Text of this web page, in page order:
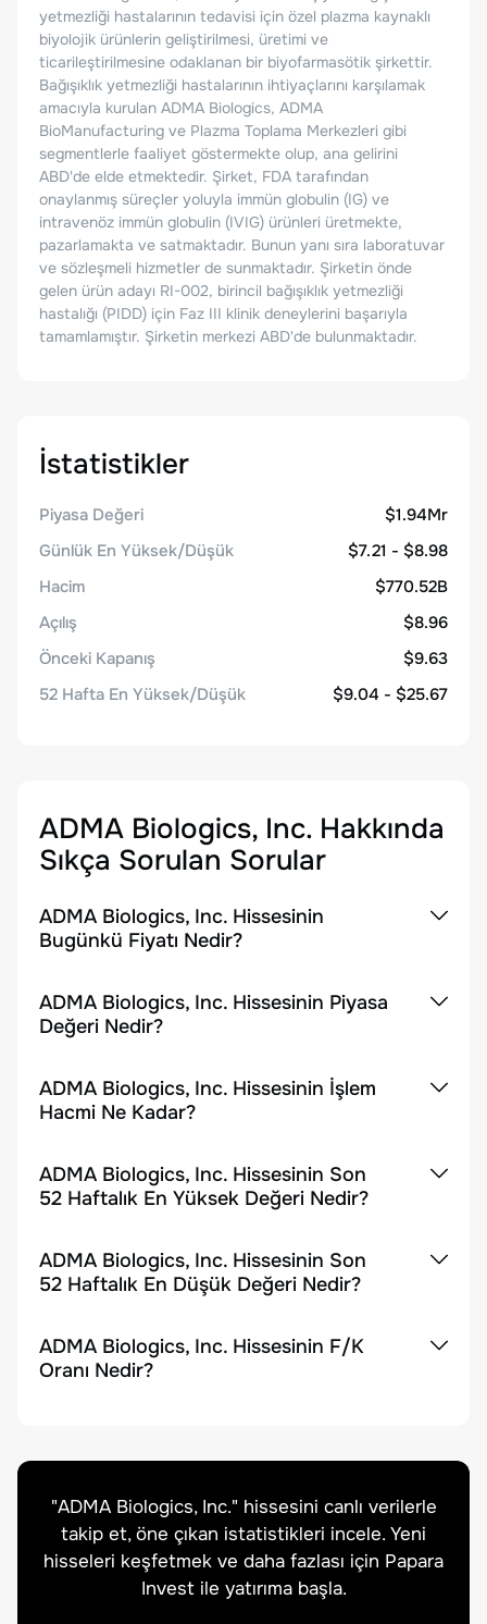
yetmezliği hastalarının tedavisi için özel plazma kaynaklı
biyolojik ürünlerin geliştirilmesi, üretimi ve
ticarileştirilmesine odaklanan bir biyofarmasötik şirkettir.
Bağışıklık yetmezliği hastalarının ihtiyaçlarını karşılamak
amacıyla kurulan ADMA Biologics, ADMA
BioManufacturing ve Plazma Toplama Merkezleri gibi
segmentlerle faaliyet göstermekte olup, ana gelirini
ABD'de elde etmektedir. Şirket, FDA tarafından
onaylanmış süreçler yoluyla immün globulin (IG) ve
intravenöz immün globulin (IVIG) ürünleri üretmekte,
pazarlamakta ve satmaktadır. Bunun yanı sıra laboratuvar
ve sözleşmeli hizmetler de sunmaktadır. Şirketin önde
gelen ürün adayı RI-002, birincil bağışıklık yetmezliği
hastalığı (PIDD) için Faz III klinik deneylerini başarıyla
tamamlamıştır. Şirketin merkezi ABD'de bulunmaktadır.
İstatistikler
Piyasa Değeri
$1.94Mr
Günlük En Yüksek/Düşük
$7.21 - $8.98
Hacim
$770.52B
Açılış
$8.96
Önceki Kapanış
$9.63
52 Hafta En Yüksek/Düşük
$9.04 - $25.67
ADMA Biologics, Inc. Hakkında
Sıkça Sorulan Sorular
ADMA Biologics, Inc. Hissesinin
Bugünkü Fiyatı Nedir?
ADMA Biologics, Inc. Hissesinin Piyasa
Değeri Nedir?
ADMA Biologics, Inc. Hissesinin İşlem
Hacmi Ne Kadar?
ADMA Biologics, Inc. Hissesinin Son
52 Haftalık En Yüksek Değeri Nedir?
ADMA Biologics, Inc. Hissesinin Son
52 Haftalık En Düşük Değeri Nedir?
ADMA Biologics, Inc. Hissesinin F/K
Oranı Nedir?
"ADMA Biologics, Inc." hissesini canlı verilerle
takip et, öne çıkan istatistikleri incele. Yeni
hisseleri keşfetmek ve daha fazlası için Papara
Invest ile yatırıma başla.